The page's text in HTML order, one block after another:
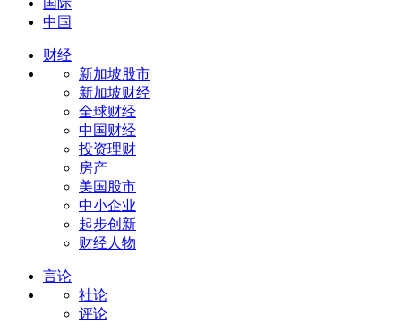
国际
中国
财经
新加坡股市
新加坡财经
全球财经
中国财经
投资理财
房产
美国股市
中小企业
起步创新
财经人物
言论
社论
评论